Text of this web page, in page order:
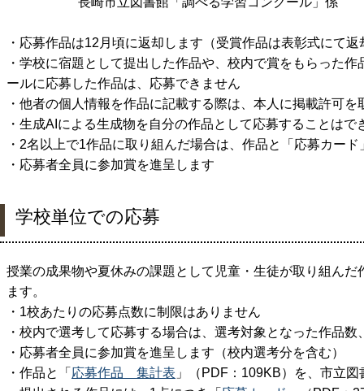
・応募作品は12 月頃に返却します（受賞作品は表彰式にて返
・学校に宿題として提出した作品や、校内で賞をもらった
ールに応募した作品は、応募できません
・他者の個人情報を作品に記載する際は、本人に掲載許可を
・生成AI による生成物を自分の作品として応募することはで
・ 2名以上で1作品に取り組んだ場合は、作品と「応募カー
・応募者全員に参加賞を進呈します
学校単位での応募
授業の成果物や夏休みの課題として児童・生徒が取り組ん
ます。
・ 1校あたりの応募点数に制限はありません
・校内で選考して応募する場合は、選考対象となった作品
・応募者全員に参加賞を進呈します（校内選考分を含む）
・作品と「 応募作品 集計表 」（PDF：109KB）を、市立